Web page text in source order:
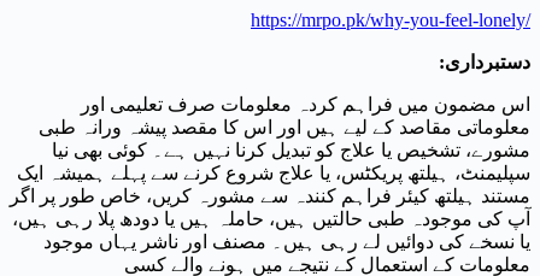
https://mrpo.pk/why-you-feel-lonely/
دستبرداری:
اس مضمون میں فراہم کردہ معلومات صرف تعلیمی اور
معلوماتی مقاصد کے لیے ہیں اور اس کا مقصد پیشہ ورانہ طبی
مشورے، تشخیص یا علاج کو تبدیل کرنا نہیں ہے۔ کوئی بھی نیا
سپلیمنٹ، ہیلتھ پریکٹس، یا علاج شروع کرنے سے پہلے ہمیشہ ایک
مستند ہیلتھ کیئر فراہم کنندہ سے مشورہ کریں، خاص طور پر اگر
آپ کی موجودہ طبی حالتیں ہیں، حاملہ ہیں یا دودھ پلا رہی ہیں،
یا نسخے کی دوائیں لے رہی ہیں۔ مصنف اور ناشر یہاں موجود
معلومات کے استعمال کے نتیجے میں ہونے والے کسی